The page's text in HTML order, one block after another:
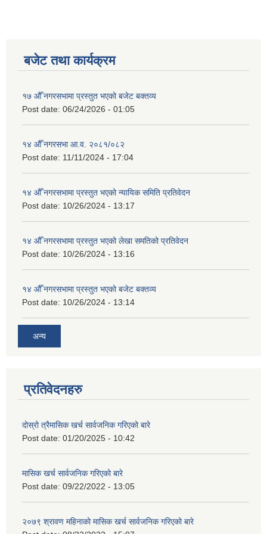
बजेट तथा कार्यक्रम
१७ औँ नगरसभामा प्रस्तुत भएको बजेट बक्तव्य
Post date: 06/24/2026 - 01:05
१४ औँ नगरसभा आ.व. २०८१/०८२
Post date: 11/11/2024 - 17:04
१४ औँ नगरसभामा प्रस्तुत भएको न्यायिक समिति प्रतिवेदन
Post date: 10/26/2024 - 13:17
१४ औँ नगरसभामा प्रस्तुत भएको लेखा समतिको प्रतिवेदन
Post date: 10/26/2024 - 13:16
१४ औँ नगरसभामा प्रस्तुत भएको बजेट बक्तव्य
Post date: 10/26/2024 - 13:14
अन्य
प्रतिवेदनहरु
दोस्रो त्रैमासिक खर्च सार्वजनिक गरिएको बारे
Post date: 01/20/2025 - 10:42
मासिक खर्च सार्वजनिक गरिएको बारे
Post date: 09/22/2022 - 13:05
२०७९ श्रावण महिनाको मासिक खर्च सार्वजनिक गरिएको बारे